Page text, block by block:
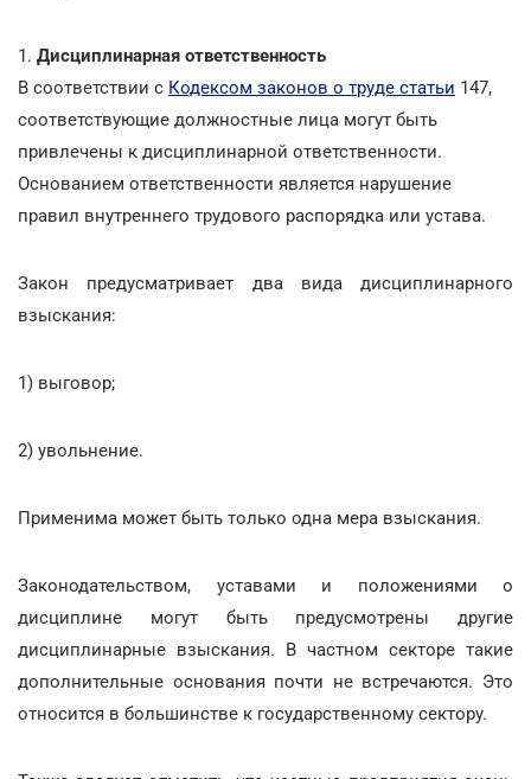
1. Дисциплинарная ответственность
В соответствии с Кодексом законов о труде статьи 147,
соответствующие должностные лица могут быть
привлечены к дисциплинарной ответственности.
Основанием ответственности является нарушение
правил внутреннего трудового распорядка или устава.
Закон предусматривает два вида дисциплинарного
взыскания:
1) выговор;
2) увольнение.
Применима может быть только одна мера взыскания.
Законодательством, уставами и положениями о
дисциплине могут быть предусмотрены другие
дисциплинарные взыскания. В частном секторе такие
дополнительные основания почти не встречаются. Это
относится в большинстве к государственному сектору.